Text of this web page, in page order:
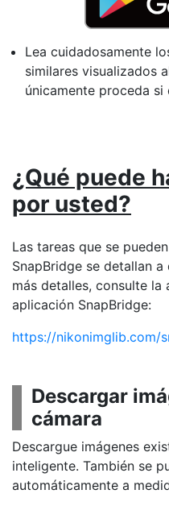
Lea cuidadosamente
similares visualizados
únicamente proceda
¿Qué puede
por usted?
Las tareas que se
SnapBridge se detallan
más detalles, consulte la
aplicación SnapBridge:
https://nikonimglib.com/
Descargar
cámara
Descargue imágenes
inteligente. También se
automáticamente a